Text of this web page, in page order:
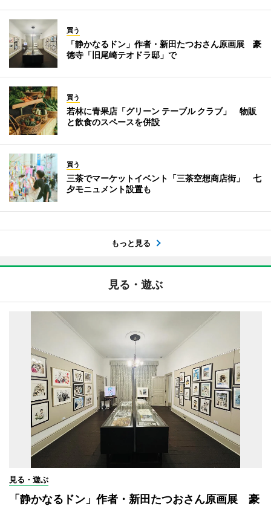
買う
「静かなるドン」作者・新田たつおさん原画展 豪
徳寺「旧尾崎テオドラ邸」で
買う
若林に青果店「グリーン テーブル クラブ」 物販
と飲食のスペースを併設
買う
三茶でマーケットイベント「三茶空想商店街」 七
夕モニュメント設置も
もっと見る
見る・遊ぶ
見る・遊ぶ
「静かなるドン」作者・新田たつおさん原画展 豪